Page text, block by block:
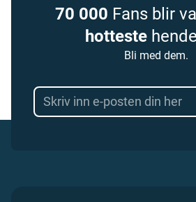
70 000 Fans blir
hotteste
Bli med dem.